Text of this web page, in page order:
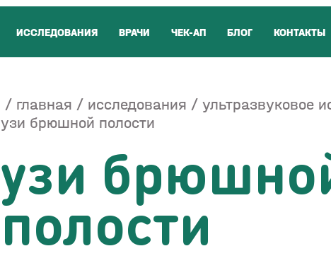
ИССЛЕДОВАНИЯ ВРАЧИ ЧЕК-АП БЛОГ КОНТАКТЫ
главная исследования
ультразвуковое
узи брюшной полости
узи
полости